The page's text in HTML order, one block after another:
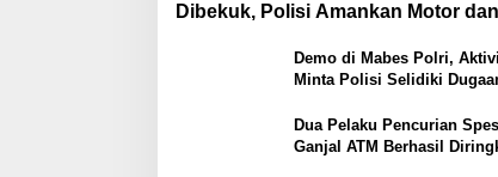
Dibekuk, Polisi Amankan Motor
Demo di Mabes Polri,
Minta Polisi Selidiki
Abang
Dua Pelaku Pencurian
Ganjal ATM Berhasil